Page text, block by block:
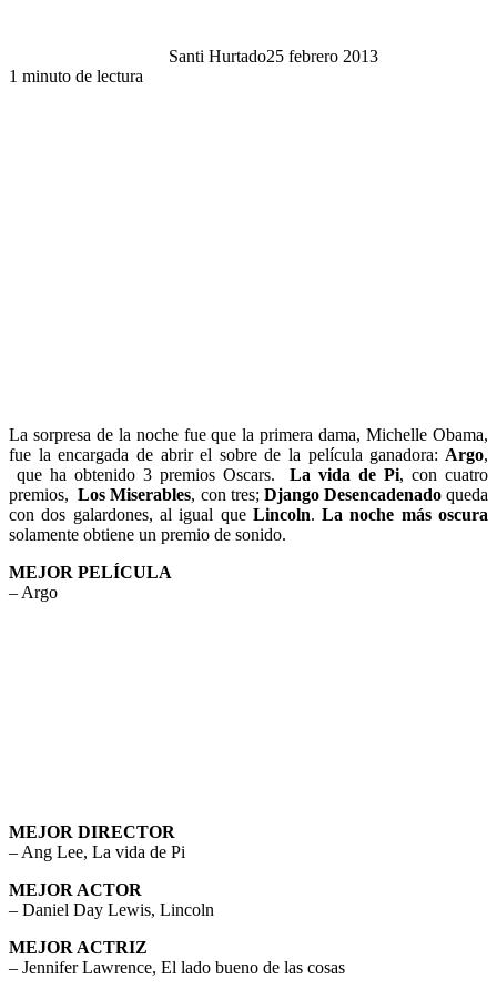
Santi Hurtado25 febrero 2013
1 minuto de lectura
La sorpresa de la noche fue que la primera dama, Michelle Obama,
fue la encargada de abrir el sobre de la película ganadora: Argo,
que ha obtenido 3 premios Oscars.
La vida de Pi, con cuatro
premios,Los Miserables, con tres; Django Desencadenadoqueda
con dos galardones, al igual que Lincoln.La noche más oscura
solamente obtiene un premio de sonido.
MEJOR PELÍCULA
– Argo
MEJOR DIRECTOR
– Ang Lee, La vida de Pi
MEJOR ACTOR
– Daniel Day Lewis, Lincoln
MEJOR ACTRIZ
– Jennifer Lawrence, El lado bueno de las cosas